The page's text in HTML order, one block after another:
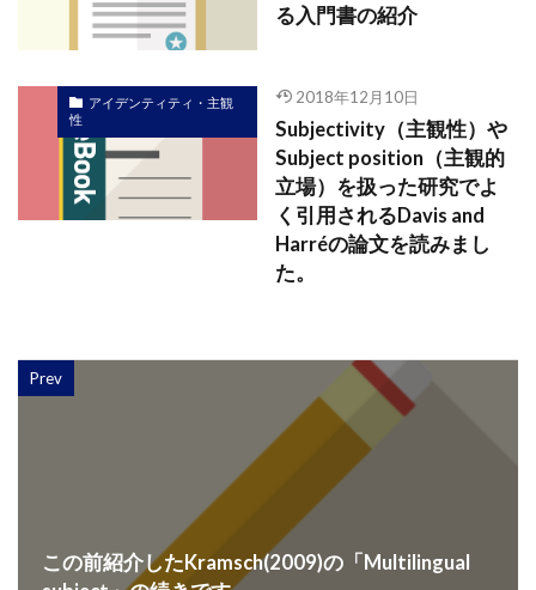
る入門書の紹介
アイデンティティ・主観
性
2018年12月10日
Subjectivity（主観性）や
Subject position（主観的
立場）を扱った研究でよ
く引用されるDavis and
Harréの論文を読みまし
た。
Prev
この前紹介したKramsch(2009)の「Multilingual